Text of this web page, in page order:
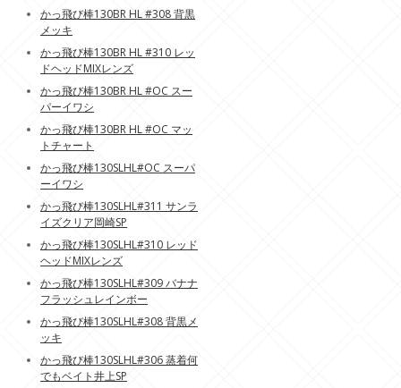
かっ飛び棒130BR HL #308 背黒
メッキ
かっ飛び棒130BR HL #310 レッ
ドヘッドMIXレンズ
かっ飛び棒130BR HL #OC スー
パーイワシ
かっ飛び棒130BR HL #OC マッ
トチャート
かっ飛び棒130SLHL#OC スーパ
ーイワシ
かっ飛び棒130SLHL#311 サンラ
イズクリア岡崎SP
かっ飛び棒130SLHL#310 レッド
ヘッドMIXレンズ
かっ飛び棒130SLHL#309 バナナ
フラッシュレインボー
かっ飛び棒130SLHL#308 背黒メ
ッキ
かっ飛び棒130SLHL#306 蒸着何
でもベイト井上SP